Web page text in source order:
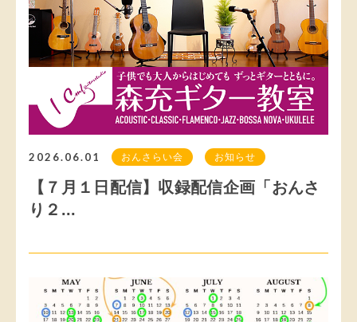
2026.06.01 おんさらい会 お知らせ
【７月１日配信】収録配信企画「おんさ
り２...